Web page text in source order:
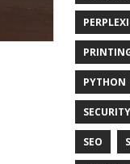
PYTHON
SECURITY
SEO